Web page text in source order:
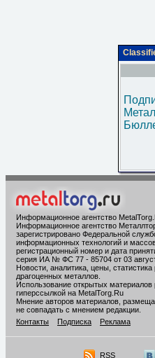
Информационное агентство
Информационное агентство
зарегистрировано Федеральной
информационных технологий и
регистрационный номер и дата
серия ИА № ФС 77 - 85704 от 03
Новости, аналитика, цены,
драгоценных металлов.
Использование открытых материалов
гиперссылкой на MetalTorg.Ru
Мнение авторов материалов,
не совпадать с мнением редакции.
Контакты
Подписка Реклама
RSS